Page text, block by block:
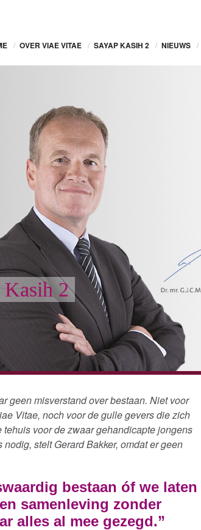
/ OVER VIAE VITAE / SAYAP KASIH 2 / NIEUWS /
Kasih 2
geen misverstand over bestaan. Niet voor
Vitae, noch voor de gulle gevers die zich
voor de zwaar gehandicapte jongens
stelt Gerard Bakker, omdat er geen
bestaan óf we laten
samenleving zonder
alles al mee gezegd.”